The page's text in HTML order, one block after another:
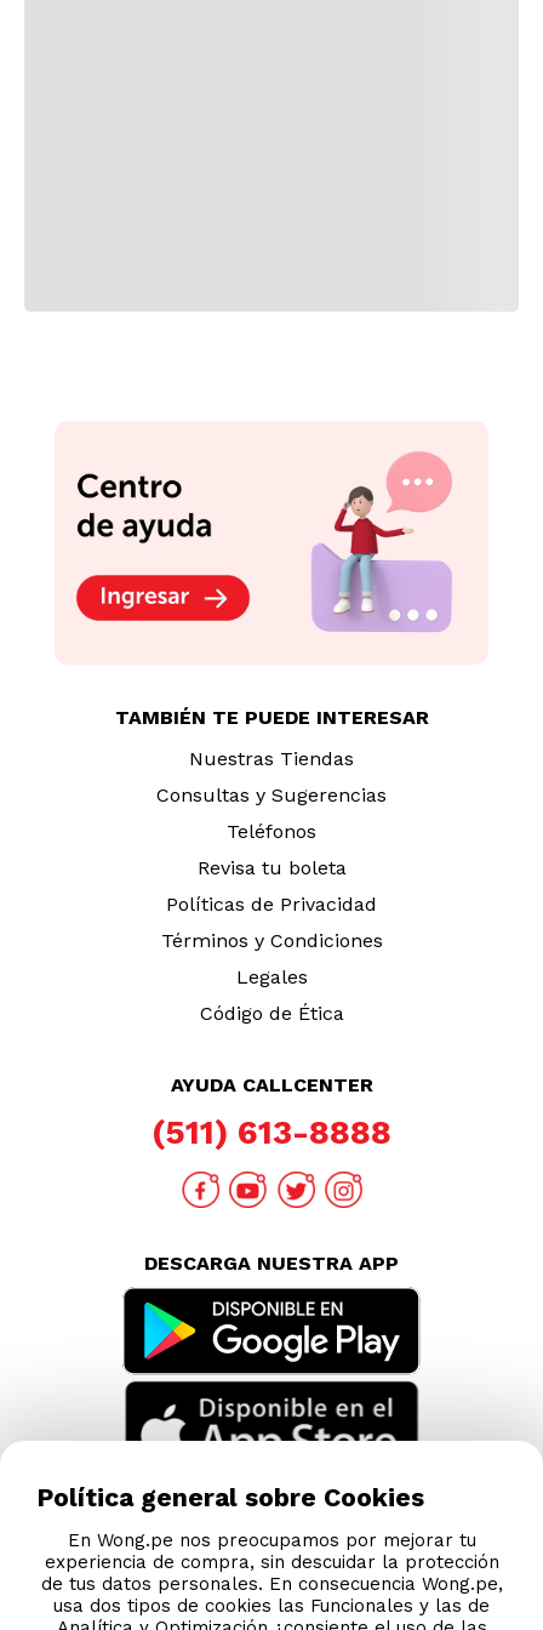
TAMBIÉN TE PUEDE INTERESAR
Nuestras Tiendas
Consultas y Sugerencias
Teléfonos
Revisa tu boleta
Políticas de Privacidad
Términos y Condiciones
Legales
Código de Ética
AYUDA CALLCENTER
(511) 613-8888
DESCARGA NUESTRA APP
Política general sobre Cookies
En Wong.pe nos preocupamos por mejorar tu
experiencia de compra, sin descuidar la protección
de tus datos personales. En consecuencia Wong.pe,
usa dos tipos de cookies las Funcionales y las de